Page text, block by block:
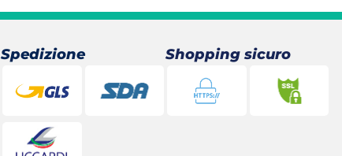
Spedizione Shopping sicuro